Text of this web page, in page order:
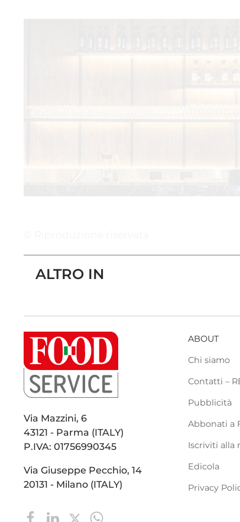
ALTRO IN
Via Mazzini, 6
43121 - Parma (ITALY)
P.IVA: 01756990345
Via Giuseppe Pecchio, 14
20131 - Milano (ITALY)
ABOUT
Chi siamo
Contatti –
Pubblicità
Abbonati a
Iscriviti alla
Edicola
Privacy